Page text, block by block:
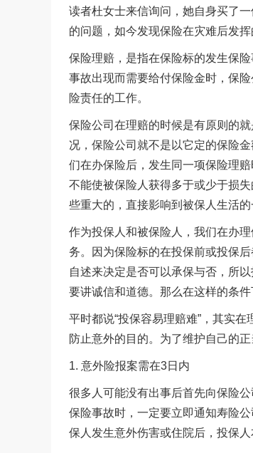
读者杜女士来信询问，她自身买了
的问题，如今发现保险在灾难后发
保险理赔，是指在保险标的发生保
事故出现而需要给付保险金时，保
险责任的工作。
保险公司在理赔的时候是有原则的
况，保险公司就不是以它定的保险
们在办保险后，发生同一项保险理
不能使被保险人获得多于或少于损
些重大的，直接影响到被保人生活的
作为投保人和被保险人，我们在办
务。因为保险标的在投保前或投保
自述来决定是否可以承保与否，所
要讲诚信和道德。那么在这样的条
平时都说“投保容易理赔难”，其实
防止意外的目的。为了维护自己的
1. 意外险报案需在3日内
很多人可能没有出事后首先向保险
保险事故时，一定要立即通知寿险
保人发生意外伤害或住院后，投保